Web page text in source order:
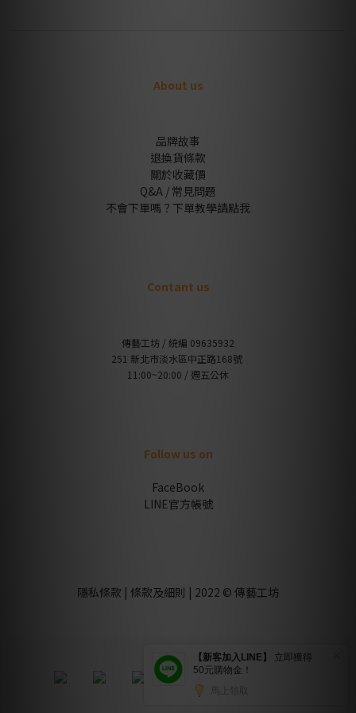
About us
品牌故事
退換貨條款
關於收藏價
Q&A / 常見問題
不會下單嗎？下單教學請點我
Contant us
傳藝工坊 / 統編 09635932
251 新北市淡水區中正路168號
11:00~20:00 / 週五公休
Follow us on
FaceBook
LINE官方帳號
隱私條款 | 條款及細則 | 2022 © 傳藝工坊